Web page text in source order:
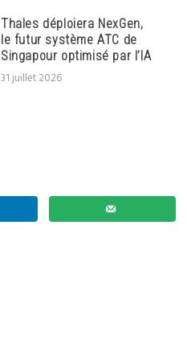
Thales déploiera NexGen,
le futur système ATC de
Singapour optimisé par l’IA
31 juillet 2026